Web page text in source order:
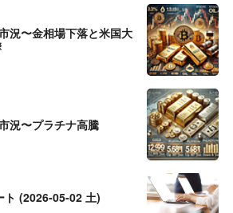
況〜金相場下落と米国大
況〜プラチナ高騰
ト (2026-05-02 土)